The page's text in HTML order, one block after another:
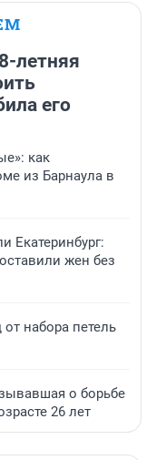
летняя
его
как
из Барнаула в
Екатеринбург:
жен без
набора петель
о борьбе
26 лет